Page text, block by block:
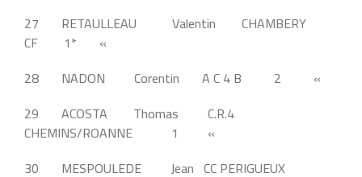
27 RETAULLEAU Valentin CHAMBERY
CF 1* «
28 NADON Corentin A C 4 B 2 «
29 ACOSTA Thomas C.R.4
CHEMINS/ROANNE 1 «
30 MESPOULEDE Jean CC PERIGUEUX